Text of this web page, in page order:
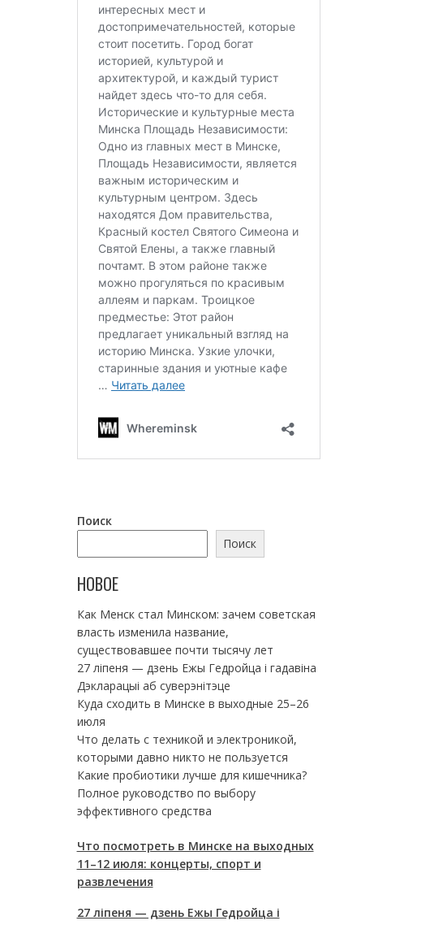
Поиск
Поиск
НОВОЕ
Как Менск стал Минском: зачем советская
власть изменила название,
существовавшее почти тысячу лет
27 ліпеня — дзень Ежы Гедройца і гадавіна
Дэкларацыі аб суверэнітэце
Куда сходить в Минске в выходные 25–26
июля
Что делать с техникой и электроникой,
которыми давно никто не пользуется
Какие пробиотики лучше для кишечника?
Полное руководство по выбору
эффективного средства
Что посмотреть в Минске на выходных
11–12 июля: концерты, спорт и
развлечения
27 ліпеня — дзень Ежы Гедройца і